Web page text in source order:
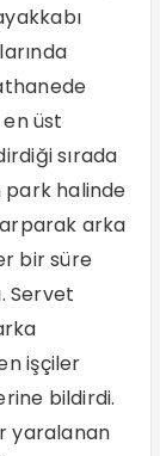
üst
sırada
park halinde
arka
bir süre
Servet
işçiler
bildirdi.
yaralanan